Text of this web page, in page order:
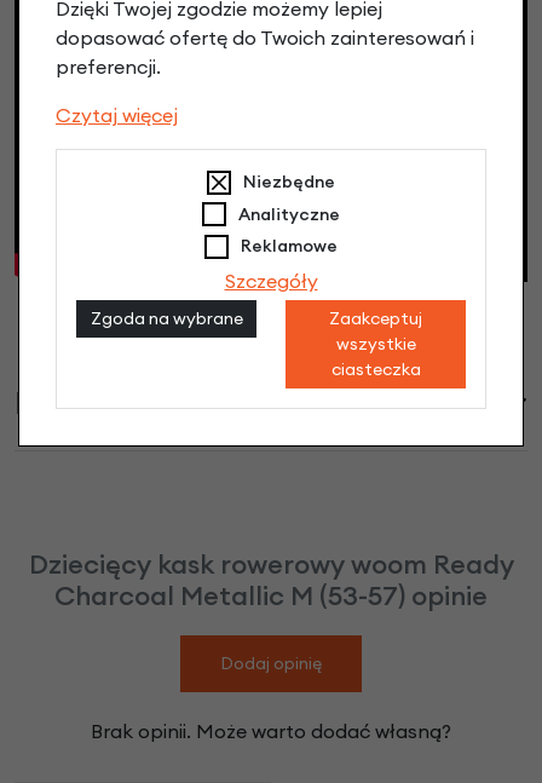
Informacje handlowe
Dziecięcy kask rowerowy woom Ready
Charcoal Metallic M (53-57) opinie
Dodaj opinię
Brak opinii. Może warto dodać własną?
Dzięki Twojej zgodzie możemy lepiej
dopasować ofertę do Twoich zainteresowań i
preferencji.
Czytaj więcej
Niezbędne
Analityczne
Reklamowe
Szczegóły
Zgoda na wybrane
Zaakceptuj
wszystkie
ciasteczka